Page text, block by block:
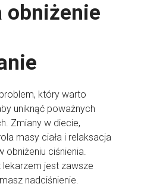
obniżenie
który warto
uniknąć poważnych
Zmiany w diecie,
masy ciała i relaksacja
ciśnienia.
lekarzem jest zawsze
nadciśnienie.